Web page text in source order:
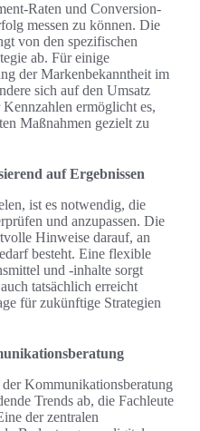
Raten und Conversion-
messen zu können. Die
von den spezifischen
ab. Für einige
der Markenbekanntheit im
sich auf den Umsatz
ermöglicht es,
Maßnahmen gezielt zu
auf Ergebnissen
ist es notwendig, die
und anzupassen. Die
Hinweise darauf, an
besteht. Eine flexible
und -inhalte sorgt
tatsächlich erreicht
für zukünftige Strategien
Kommunikationsberatung
Trends ab, die Fachleute
der zentralen